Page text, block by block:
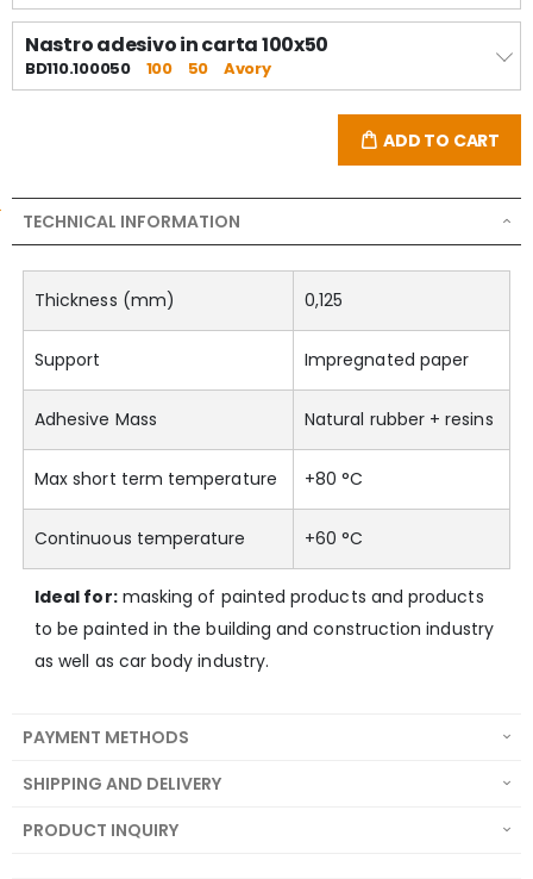
Nastro adesivo in carta 100x50
BD110.100050 100 50 Avory
ADD TO CART
TECHNICAL INFORMATION
Thickness (mm) 0,125
Support Impregnated paper
Adhesive Mass Natural rubber + resins
Max short term temperature +80 °C
Continuous temperature +60 °C
Ideal for:masking of painted products and products
to be painted in the building and construction industry
as well as car body industry.
PAYMENT METHODS
SHIPPING AND DELIVERY
PRODUCT INQUIRY